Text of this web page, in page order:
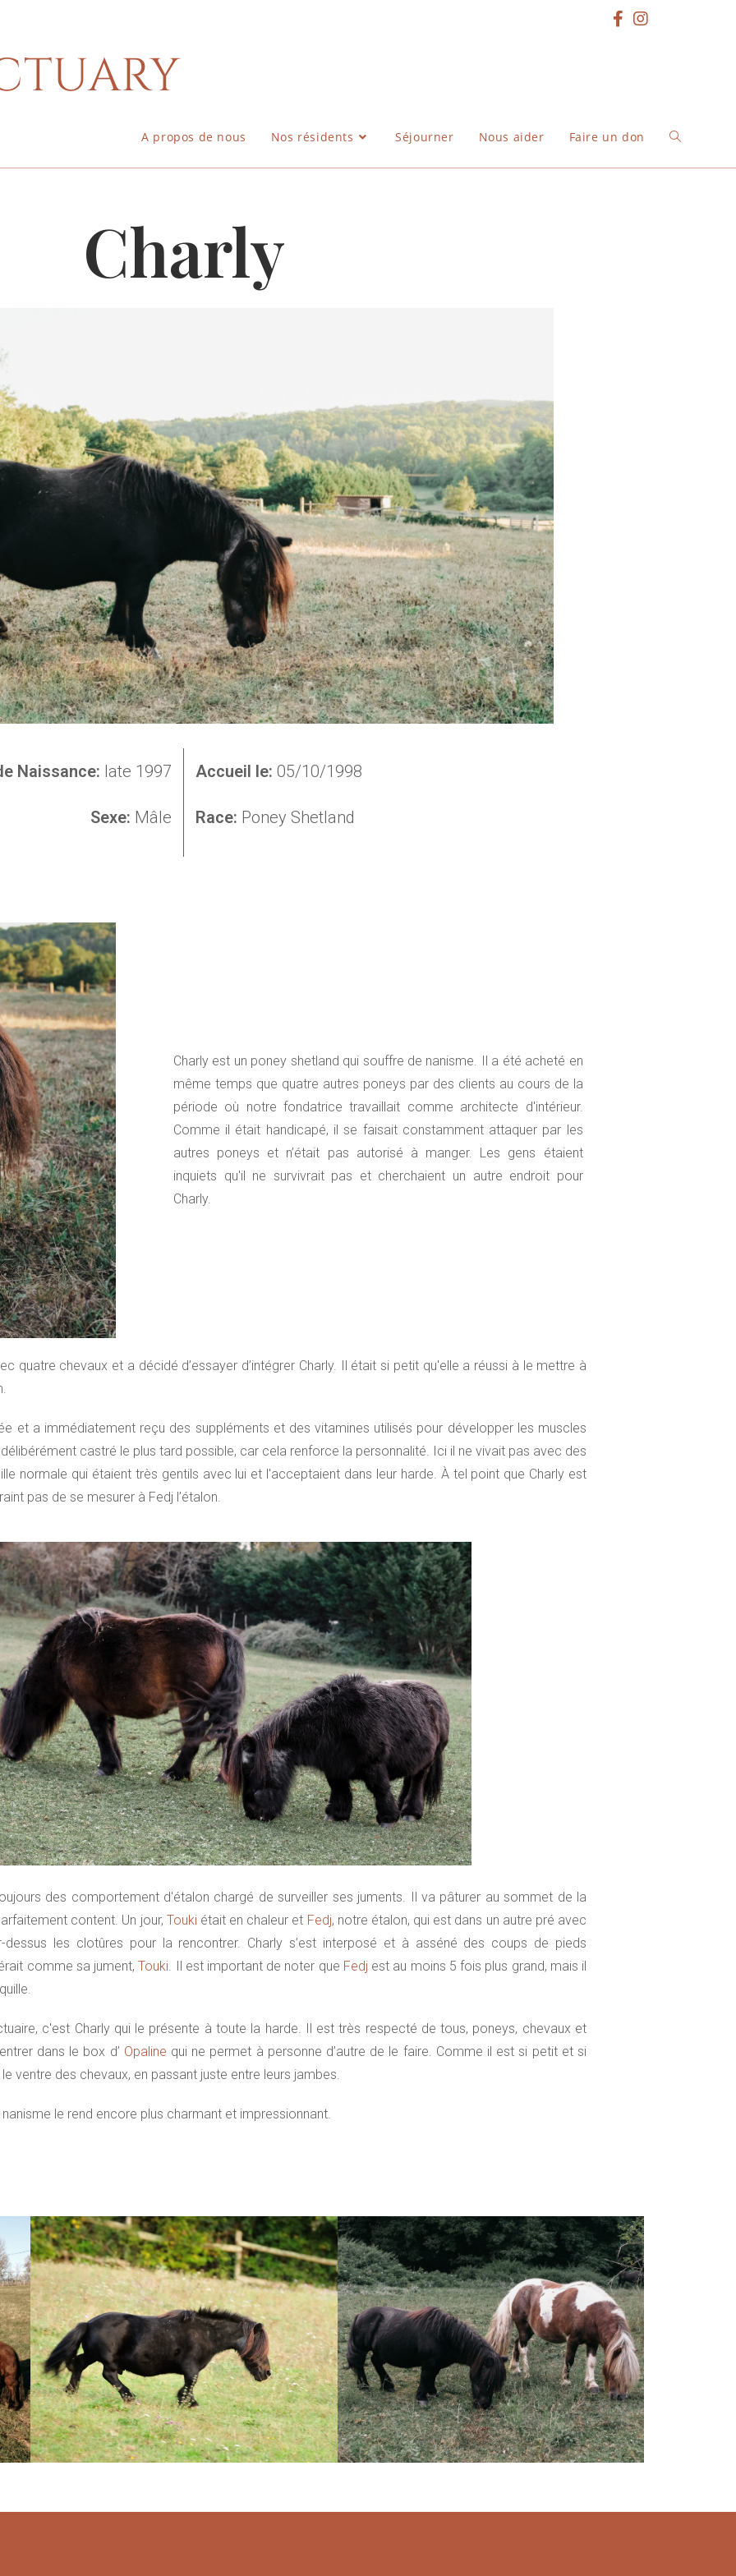
A propos de nous Nos résidents Séjourner Nous aider Faire un don
Charly
Naissance: late 1997
Sexe: Mâle
Accueil le: 05/10/1998
Race: Poney Shetland
Charly est un poney shetland qui souffre de nanisme. Il a été acheté en
même temps que quatre autres poneys par des clients au cours de la
période où notre fondatrice travaillait comme architecte d'intérieur.
Comme il était handicapé, il se faisait constamment attaquer par les
autres poneys et n’était pas autorisé à manger. Les gens étaient
inquiets qu'il ne survivrait pas et cherchaient un autre endroit pour
Charly.
quatre chevaux et a décidé d’essayer d’intégrer Charly. Il était si petit qu'elle a réussi à le mettre à
et a immédiatement reçu des suppléments et des vitamines utilisés pour développer les muscles
castré le plus tard possible, car cela renforce la personnalité. Ici il ne vivait pas avec des
normale qui étaient très gentils avec lui et l'acceptaient dans leur harde. À tel point que Charly est
pas de se mesurer à Fedj l’étalon.
des comportement d'étalon chargé de surveiller ses juments. Il va pâturer au sommet de la
content. Un jour, Toukiétait en chaleur et Fedj, notre étalon, qui est dans un autre pré avec
les clotûres pour la rencontrer. Charly s’est interposé et à asséné des coups de pieds
comme sa jument,Touki . Il est important de noter que Fedjest au moins 5 fois plus grand, mais il
c'est Charly qui le présente à toute la harde. Il est très respecté de tous, poneys, chevaux et
dans le box d’ Opaline qui ne permet à personne d’autre de le faire. Comme il est si petit et si
ventre des chevaux, en passant juste entre leurs jambes.
le rend encore plus charmant et impressionnant.